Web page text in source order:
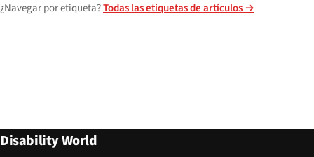
¿Navegar por etiqueta?Todas las etiquetas de artículos →
Disability World